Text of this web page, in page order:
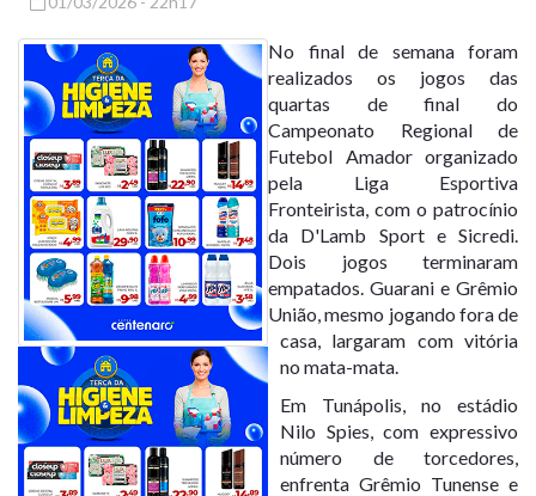
No final de semana foram
realizados os jogos das
quartas de final do
Campeonato Regional de
Futebol Amador organizado
pela Liga Esportiva
Fronteirista, com o patrocínio
da D'Lamb Sport e Sicredi.
Dois jogos terminaram
empatados. Guarani e Grêmio
União, mesmo jogando fora de
casa, largaram com vitória
no mata-mata.
Em Tunápolis, no estádio
Nilo Spies, com expressivo
número de torcedores,
enfrenta Grêmio Tunense e